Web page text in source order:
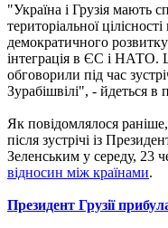
"Україна і Грузія мають
територіальної
демократичного
інтеграція в ЄС і НАТО.
обговорили під час
Зурабішвілі", - йдеться в
Як повідомлялося
після зустрічі із
Зеленським у середу, 23
відносин між країнами.
Президент Грузії